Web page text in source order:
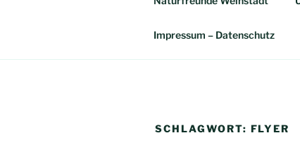
Impressum – Datenschutz
SCHLAGWORT: FLYER